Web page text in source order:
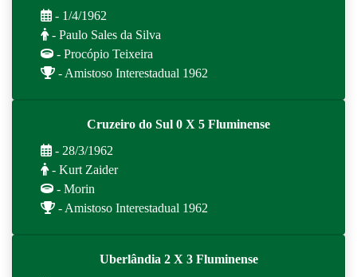
- 1/4/1962
- Paulo Sales da Silva
- Procópio Teixeira
- Amistoso Interestadual 1962
Cruzeiro do Sul 0 X 5 Fluminense
- 28/3/1962
- Kurt Zaider
- Morin
- Amistoso Interestadual 1962
Uberlândia 2 X 3 Fluminense